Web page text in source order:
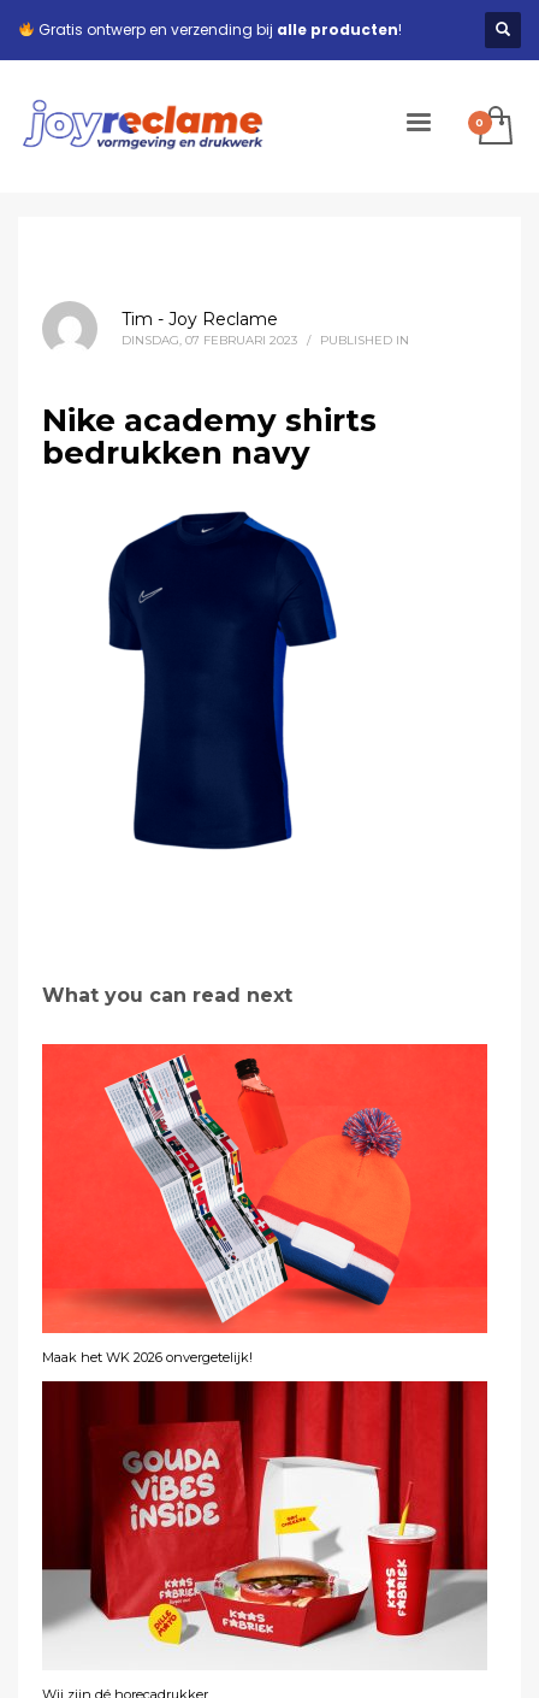
Gratis ontwerp en verzending bij alle producten!
Tim - Joy Reclame
DINSDAG, 07 FEBRUARI 2023 / PUBLISHED IN
Nike academy shirts
bedrukken navy
What you can read next
Maak het WK 2026 onvergetelijk!
Wij zijn dé horecadrukker